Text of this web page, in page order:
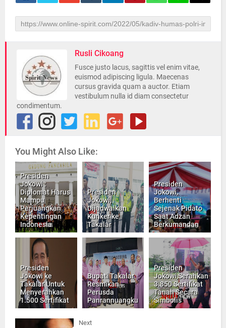
Rusli Cikoang
Fusce justo lacus, sagittis vel enim vitae,
euismod adipiscing ligula. Maecenas
cursus gravida quam a auctor. Etiam
vestibulum nulla id diam consectetur
condimentum.
You Might Also Like:
Presiden
Jokowi :
Diplomat Harus
Mampu
Perjuangkan
Kepentingan
Indonesia
Presiden
Jokowi,
Dijadwalkan
Kunker ke
Takalar
Presiden
Jokowi,
Berhenti
Sejenak Pidato
Saat Adzan
Berkumandan
Presiden
Jokowi ke
Takalar Untuk
Menyerahkan
1.500 Sertifikat
Bupati Takalar
Resmikan
Perusda
Panrannuangku
Presiden
Jokowi,Serahkan
3.850 Sertifikat
Tanah Secara
Simbolis
Next